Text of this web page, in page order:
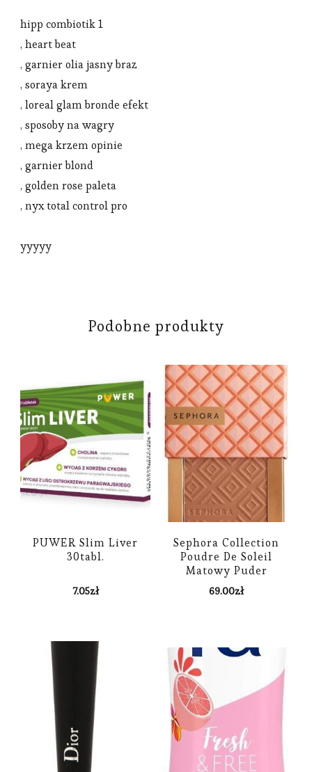
hipp combiotik 1
, heart beat
, garnier olia jasny braz
, soraya krem
, loreal glam bronde efekt
, sposoby na wagry
, mega krzem opinie
, garnier blond
, golden rose paleta
, nyx total control pro
yyyyy
Podobne produkty
PUWER Slim Liver
30tabl.
7.05zł
Sephora Collection
Poudre De Soleil
Matowy Puder
Brązujący Bronzer
Mono Mat-21 03
69.00zł